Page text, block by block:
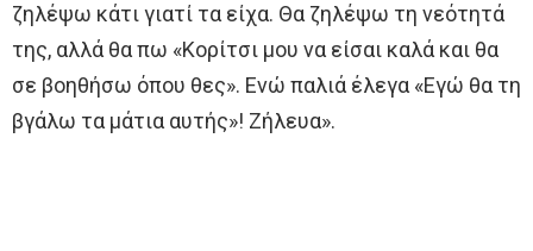
ζηλέψω κάτι γιατί τα είχα. Θα ζηλέψω τη νεότητά
της, αλλά θα πω «Κορίτσι μου να είσαι καλά και θα
σε βοηθήσω όπου θες». Ενώ παλιά έλεγα «Εγώ θα τη
βγάλω τα μάτια αυτής»! Ζήλευα».